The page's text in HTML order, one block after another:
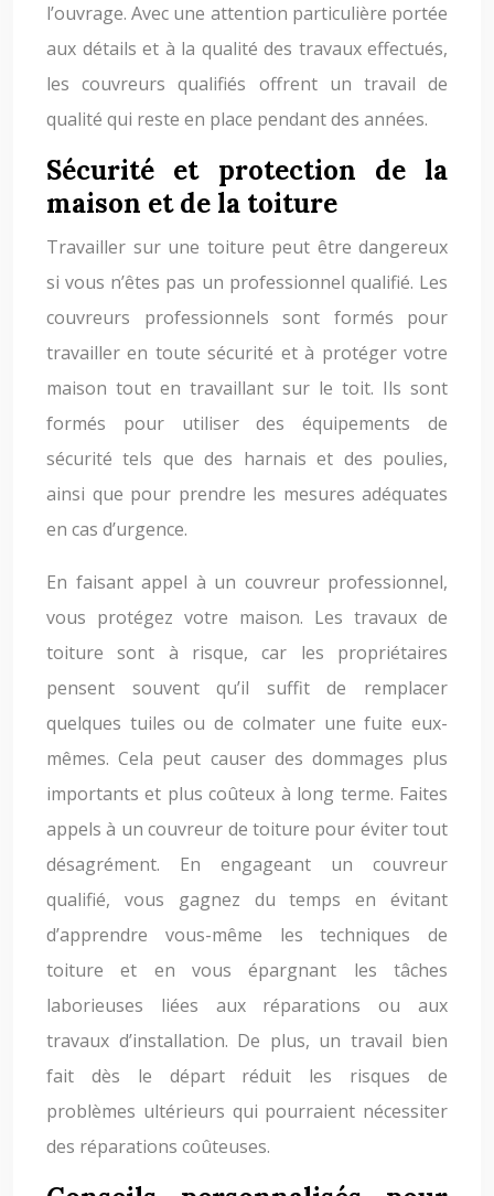
l’ouvrage. Avec une attention particulière portée
aux détails et à la qualité des travaux effectués,
les couvreurs qualifiés offrent un travail de
qualité qui reste en place pendant des années.
Sécurité et protection de la
maison et de la toiture
Travailler sur une toiture peut être dangereux
si vous n’êtes pas un professionnel qualifié. Les
couvreurs professionnels sont formés pour
travailler en toute sécurité et à protéger votre
maison tout en travaillant sur le toit. Ils sont
formés pour utiliser des équipements de
sécurité tels que des harnais et des poulies,
ainsi que pour prendre les mesures adéquates
en cas d’urgence.
En faisant appel à un couvreur professionnel,
vous protégez votre maison. Les travaux de
toiture sont à risque, car les propriétaires
pensent souvent qu’il suffit de remplacer
quelques tuiles ou de colmater une fuite eux-
mêmes. Cela peut causer des dommages plus
importants et plus coûteux à long terme. Faites
appels à un couvreur de toiture pour éviter tout
désagrément. En engageant un couvreur
qualifié, vous gagnez du temps en évitant
d’apprendre vous-même les techniques de
toiture et en vous épargnant les tâches
laborieuses liées aux réparations ou aux
travaux d’installation. De plus, un travail bien
fait dès le départ réduit les risques de
problèmes ultérieurs qui pourraient nécessiter
des réparations coûteuses.